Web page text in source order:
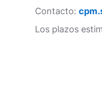
Contacto:
Los plazos